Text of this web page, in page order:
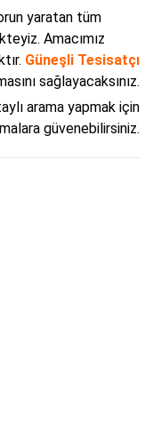
yaratan tüm
Amacımız
Güneşli Tesisatçı
sağlayacaksınız.
arama yapmak için
güvenebilirsiniz.